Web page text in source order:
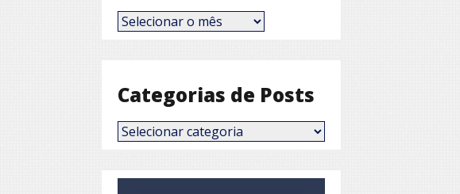
Posts
por
Categorias de Posts
Categorias
de